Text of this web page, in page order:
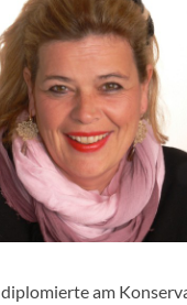
diplomierte am